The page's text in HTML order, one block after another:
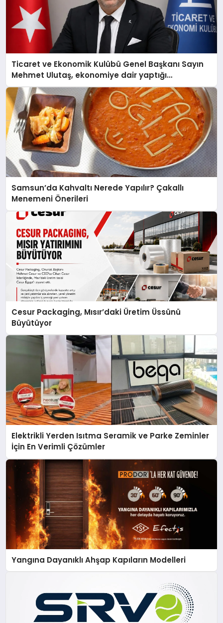
Ticaret ve Ekonomik Kulübü Genel Başkanı Sayın
Mehmet Ulutaş, ekonomiye dair yaptığı
açıklamada şunları kaydetti:
Samsun’da Kahvaltı Nerede Yapılır? Çakallı
Menemeni Önerileri
Cesur Packaging, Mısır’daki Üretim Üssünü
Büyütüyor
Elektrikli Yerden Isıtma Seramik ve Parke Zeminler
İçin En Verimli Çözümler
Yangına Dayanıklı Ahşap Kapıların Modelleri